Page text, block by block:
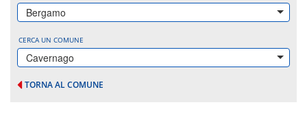
Bergamo
CERCA UN COMUNE
Cavernago
TORNA AL COMUNE